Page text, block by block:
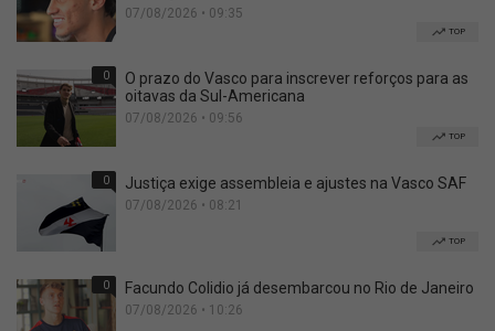
07/08/2026 • 09:35
TOP
0
O prazo do Vasco para inscrever reforços para as
oitavas da Sul-Americana
07/08/2026 • 09:56
TOP
0 Justiça exige assembleia e ajustes na Vasco SAF
07/08/2026 • 08:21
TOP
0 Facundo Colidio já desembarcou no Rio de Janeiro
07/08/2026 • 10:26